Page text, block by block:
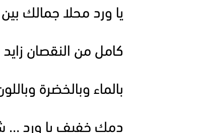
يا ورد محلا جمالك بين
كامل من النقصان زايد
بالماء وبالخضرة
دمك خفيف يا ورد …